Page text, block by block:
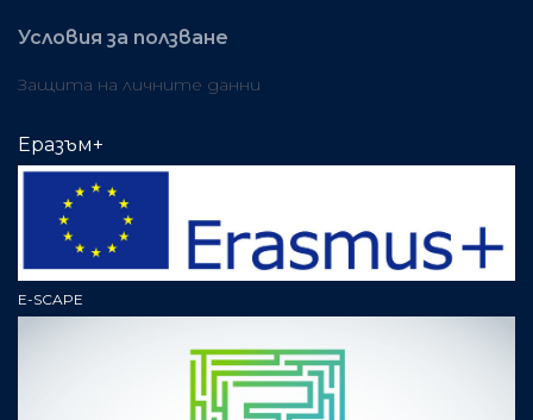
Условия за ползване
Защита на личните данни
Еразъм+
E-SCAPE